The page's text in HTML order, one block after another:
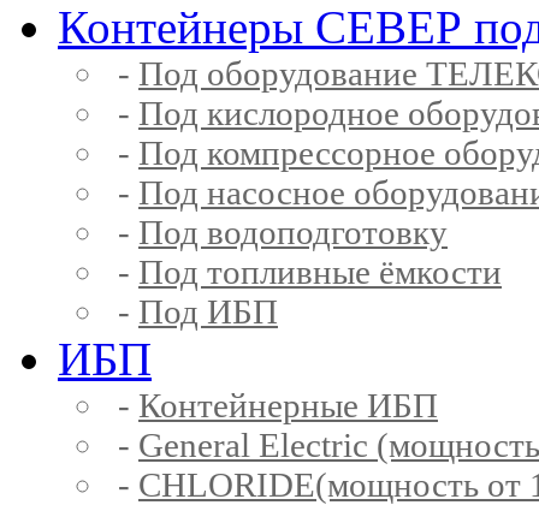
Контейнеры СЕВЕР
- Под оборудование
- Под кислородное
- Под компрессорное
- Под насосное
- Под водоподготовку
- Под топливные ёмкости
- Под ИБП
ИБП
- Контейнерные ИБП
- General Electric
- CHLORIDE(мощность от